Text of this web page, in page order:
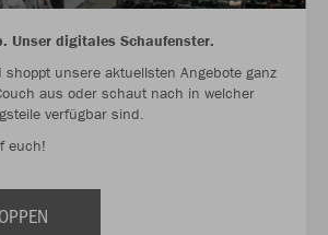
Unser digitales Schaufenster.
unsere aktuellsten Angebote ganz
aus oder schaut nach in welcher
verfügbar sind.
euch!